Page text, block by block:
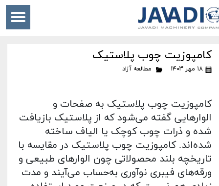
کامپوزیت چوب پلاستیک
۱۸ مهر ۱۴۰۳ مطالعه آزاد
کامپوزیت چوب پلاستیک به صفحات و
الوارهایی گفته می‌شود که از پلاستیک بازیافت
شده و ذرات چوب کوچک یا الیاف ساخته
‌شده‌اند. کامپوزیت چوب پلاستیک در مقایسه با
تاریخچه بلند محصولاتی چون الوارهای طبیعی و
ورقه‌های فیبری نوآوری به‌حساب می‌آیند و مدت